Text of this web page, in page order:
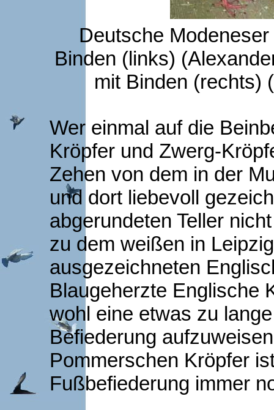
Deutsche
Binden (links)
mit Binden (rechts)
Wer einmal auf die
Kröpfer und Zwerg-
Zehen von dem in der
und dort liebevoll
abgerundeten Teller
zu dem weißen in
ausgezeichneten
Blaugeherzte Englische
wohl eine etwas zu
Befiederung
Pommerschen Kröpfer
Fußbefiederung immer